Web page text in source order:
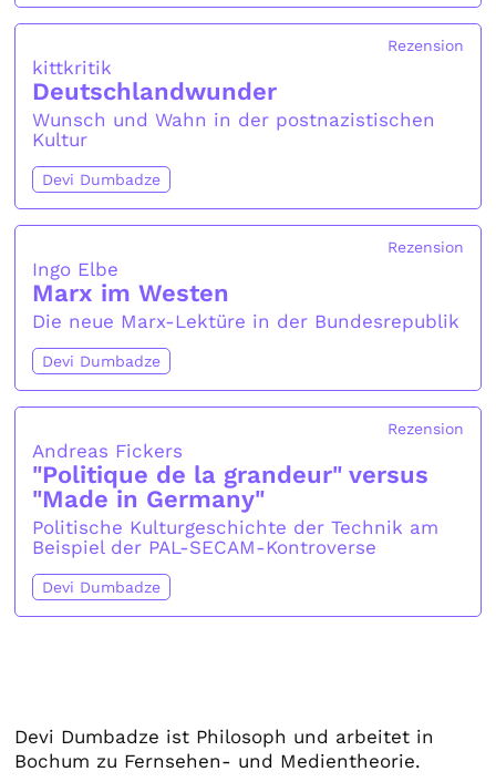
Rezension
kittkritik
Deutschlandwunder
Wunsch und Wahn in der postnazistischen
Kultur
Devi Dumbadze
Rezension
Ingo Elbe
Marx im Westen
Die neue Marx-Lektüre in der Bundesrepublik
Devi Dumbadze
Rezension
Andreas Fickers
"Politique de la grandeur" versus
"Made in Germany"
Politische Kulturgeschichte der Technik am
Beispiel der PAL-SECAM-Kontroverse
Devi Dumbadze
Devi Dumbadze ist Philosoph und arbeitet in
Bochum zu Fernsehen- und Medientheorie.